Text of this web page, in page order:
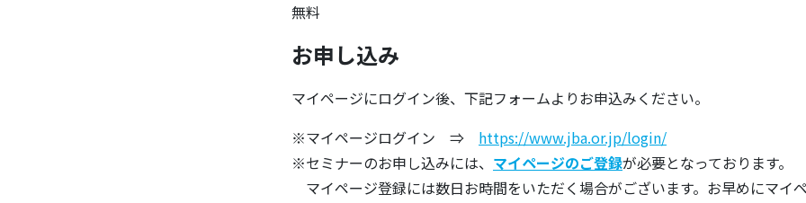
無料
お申し込み
マイページにログイン後、下記フォームよりお申込みください。
※マイページログイン ⇒ https://www.jba.or.jp/login/
※セミナーのお申し込みには、 マイページのご登録が必要となっております。
マイページ登録には数日お時間をいただく場合がございます。お早めにマイ